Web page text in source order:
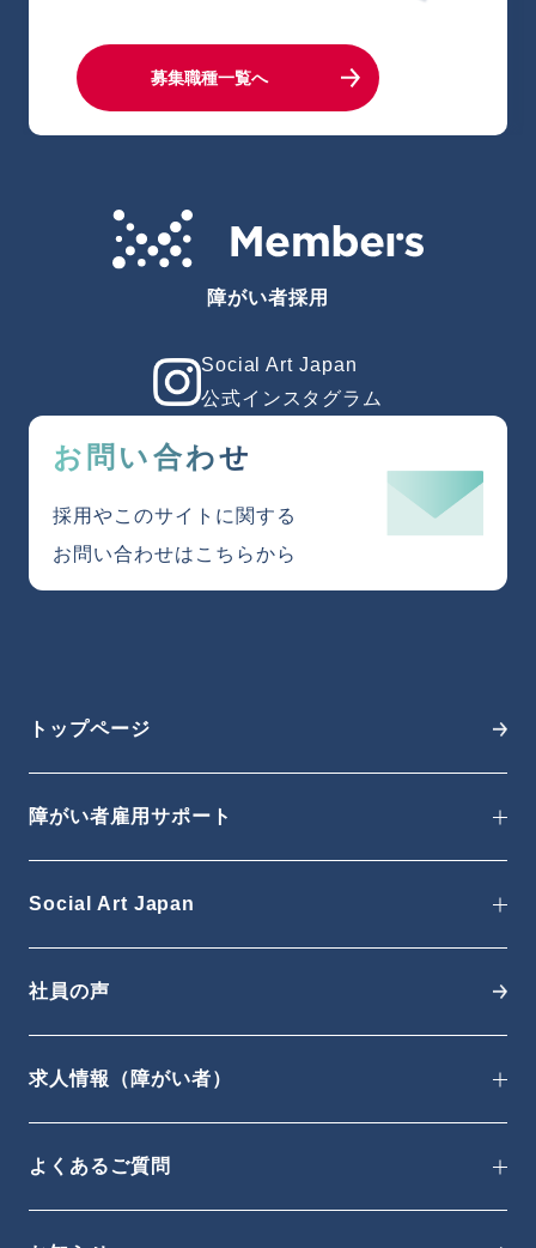
募集職種一覧へ
障がい者採用
Social Art Japan
公式インスタグラム
お問い合わせ
採用やこのサイトに関する
お問い合わせは こちらから
トップページ
障がい者雇用サポート
Social Art Japan
社員の声
求人情報（障がい者）
よくあるご質問